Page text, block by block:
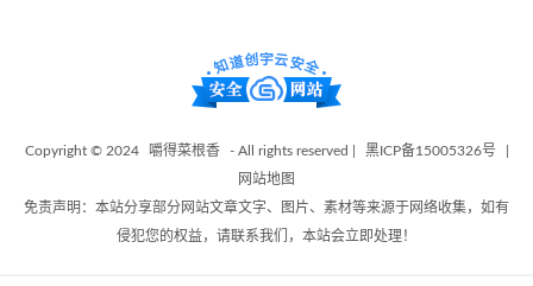
Copyright © 2024 嚼得菜根香 - All rights reserved | 黑ICP备15005326号
网站地图
免责声明：本站分享部分网站文章文字、图片、素材等来源于网络收集，如有
侵犯您的权益，请联系我们，本站会立即处理！